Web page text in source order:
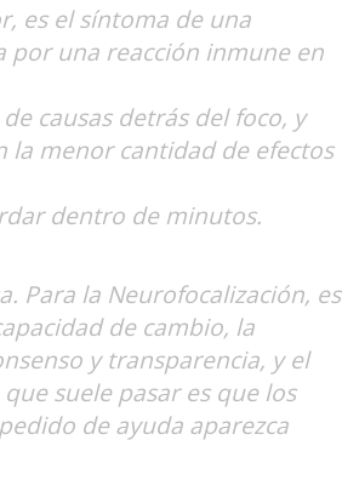
es el síntoma de una
por una reacción inmune en
causas detrás del foco, y
la menor cantidad de efectos
dentro de minutos.
Para la Neurofocalización, es
de cambio, la
y transparencia, y el
suele pasar es que los
de ayuda aparezca